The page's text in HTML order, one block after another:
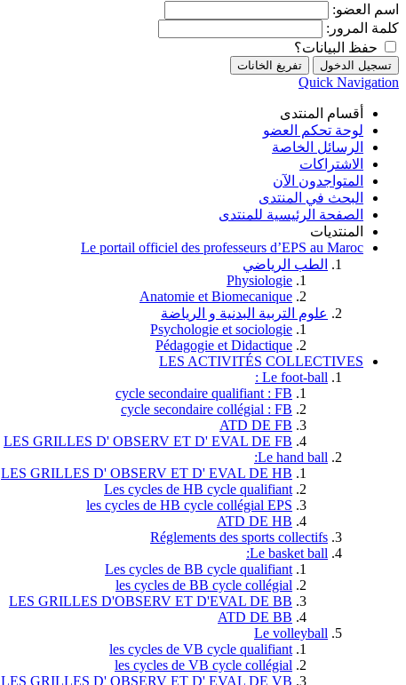
اسم العضو:
كلمة المرور:
حفظ البيانات؟
Quick Navigation
أقسام المنتدى
لوحة تحكم العضو
الرسائل الخاصة
الاشتراكات
المتواجدون الآن
البحث في المنتدى
الصفحة الرئيسية للمنتدى
المنتديات
Le portail officiel des professeurs d’EPS au Maroc
الطب الرياضي
Physiologie
Anatomie et Biomecanique
علوم التربية البدنية و الرياضة
Psychologie et sociologie
Pédagogie et Didactique
LES ACTIVITÉS COLLECTIVES
Le foot-ball :
cycle secondaire qualifiant : FB
cycle secondaire collégial : FB
ATD DE FB
LES GRILLES D' OBSERV ET D' EVAL DE FB
Le hand ball:
LES GRILLES D' OBSERV ET D' EVAL DE HB
Les cycles de HB cycle qualifiant
les cycles de HB cycle collégial EPS
ATD DE HB
Réglements des sports collectifs
Le basket ball:
Les cycles de BB cycle qualifiant
les cycles de BB cycle collégial
LES GRILLES D'OBSERV ET D'EVAL DE BB
ATD DE BB
Le volleyball
les cycles de VB cycle qualifiant
les cycles de VB cycle collégial
LES GRILLES D' OBSERV ET D' EVAL DE VB